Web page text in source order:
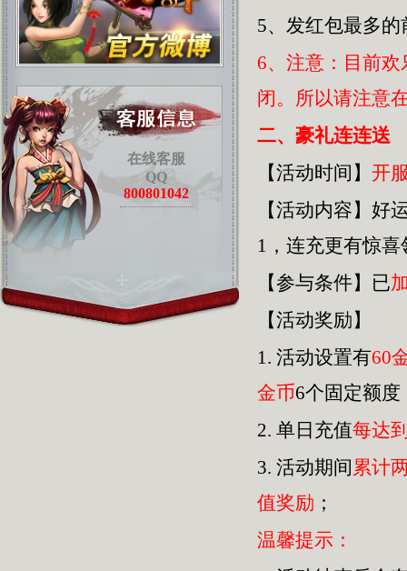
在线客服
QQ
800801042
5、发红包最多
6、注意：目前
闭。所以请注意
二、豪礼连连送
【活动时间】 开
【活动内容】好
1，连充更有惊
【参与条件】已
【活动奖励】
1. 活动设置有60
金币6个固定额度
2. 单日充值每达
3. 活动期间累计
值奖励 ；
温馨提示：